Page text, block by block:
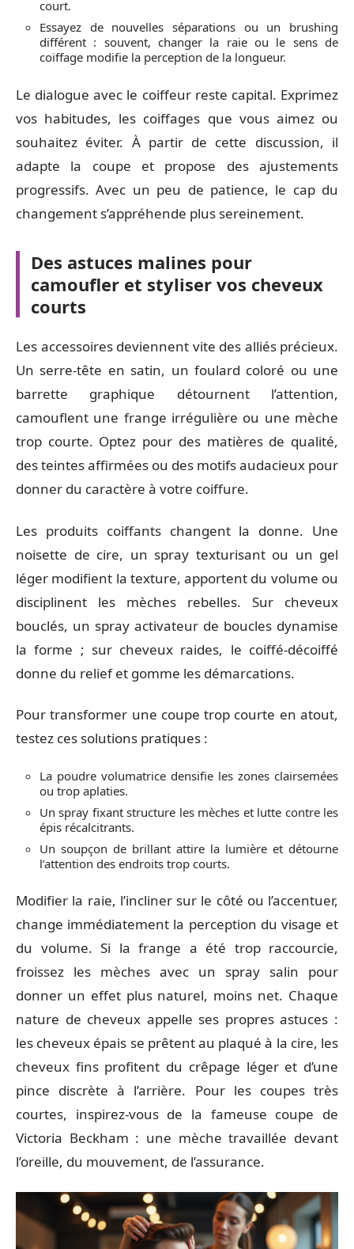
court.
Essayez de nouvelles séparations ou un brushing
différent : souvent, changer la raie ou le sens de
coiffage modifie la perception de la longueur.
Le dialogue avec le coiffeur reste capital. Exprimez
vos habitudes, les coiffages que vous aimez ou
souhaitez éviter. À partir de cette discussion, il
adapte la coupe et propose des ajustements
progressifs. Avec un peu de patience, le cap du
changement s’appréhende plus sereinement.
Des astuces malines pour
camoufler et styliser vos cheveux
courts
Les accessoires deviennent vite des alliés précieux.
Un serre-tête en satin, un foulard coloré ou une
barrette graphique détournent l’attention,
camouflent une frange irrégulière ou une mèche
trop courte. Optez pour des matières de qualité,
des teintes affirmées ou des motifs audacieux pour
donner du caractère à votre coiffure.
Les produits coiffants changent la donne. Une
noisette de cire, un spray texturisant ou un gel
léger modifient la texture, apportent du volume ou
disciplinent les mèches rebelles. Sur cheveux
bouclés, un spray activateur de boucles dynamise
la forme ; sur cheveux raides, le coiffé-décoiffé
donne du relief et gomme les démarcations.
Pour transformer une coupe trop courte en atout,
testez ces solutions pratiques :
La poudre volumatrice densifie les zones clairsemées
ou trop aplaties.
Un spray fixant structure les mèches et lutte contre les
épis récalcitrants.
Un soupçon de brillant attire la lumière et détourne
l’attention des endroits trop courts.
Modifier la raie, l’incliner sur le côté ou l’accentuer,
change immédiatement la perception du visage et
du volume. Si la frange a été trop raccourcie,
froissez les mèches avec un spray salin pour
donner un effet plus naturel, moins net. Chaque
nature de cheveux appelle ses propres astuces :
les cheveux épais se prêtent au plaqué à la cire, les
cheveux fins profitent du crêpage léger et d’une
pince discrète à l’arrière. Pour les coupes très
courtes, inspirez-vous de la fameuse coupe de
Victoria Beckham : une mèche travaillée devant
l’oreille, du mouvement, de l’assurance.